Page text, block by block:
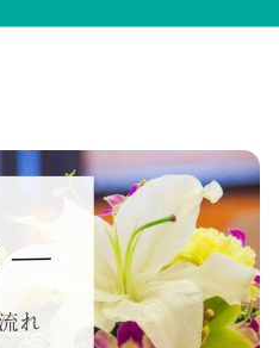
自分の葬式にかけたい曲を